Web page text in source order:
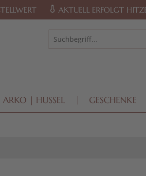
springen AKTUELL ERFOLGT
ARKO | HUSSEL GESCHENKE